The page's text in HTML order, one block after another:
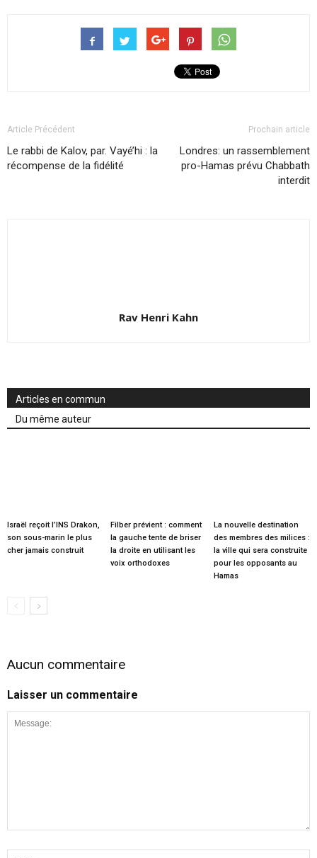
Article Précédent
Le rabbi de Kalov, par. Vayé’hi : la
récompense de la fidélité
Prochain article
Londres: un rassemblement
pro-Hamas prévu Chabbath
interdit
Rav Henri Kahn
Articles en commun
Du même auteur
Israël reçoit l’INS Drakon,
son sous-marin le plus
cher jamais construit
Filber prévient : comment
la gauche tente de briser
la droite en utilisant les
voix orthodoxes
La nouvelle destination
des membres des milices :
la ville qui sera construite
pour les opposants au
Hamas
Aucun commentaire
Laisser un commentaire